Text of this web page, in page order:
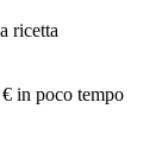
ricetta
in poco tempo